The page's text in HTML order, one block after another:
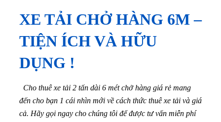
XE TẢI CHỞ HÀNG 6M –
TIỆN ÍCH VÀ HỮU
DỤNG !
Cho thuê xe tải 2 tấn dài 6 mét chở hàng giá rẻ mang
đến cho bạn 1 cái nhìn mới về cách thức thuê xe tải và giá
cả. Hãy gọi ngay cho chúng tôi để được tư vấn miễn phí